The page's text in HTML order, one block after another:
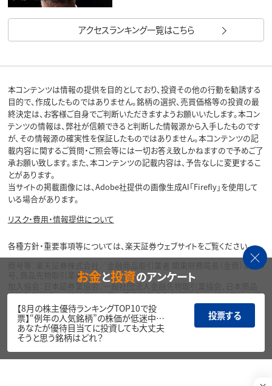
アクセスランキング一覧はこちら
本コンテンツは情報の提供を目的としており、投資その他の行動を勧誘する
目的で、作成したものではありません。銘柄の選択、売買価格等の投資の最
終決定は、お客様ご自身でご判断いただきますようお願いいたします。本コン
テンツの情報は、弊社が信頼できると判断した情報源から入手したものです
が、その情報源の確実性を保証したものではありません。本コンテンツの記
載内容に関するご質問・ご照会等には一切お答え致しかねますので予めご了
承お願い致します。また、本コンテンツの記載内容は、予告なしに変更するこ
とがあります。
当サイトの掲載画像には、Adobe社提供の画像生成AI「Firefly」を使用して
いる場合があります。
リスク・費用・情報提供について
各種方針・重要事項等については、楽天証券ウェブサイトをご覧ください。
商号等：楽天証券株式会社／金融商品取引業者 関東財務局長（金商）第195
号、商品先物取引業者
加入協会：日本証券業協会、一般社団法人金融先物取引業協会、日本商品
先物取引協会、一般社団法人第二種金融商品取引業協会、一般社団法人資
産運用業協会
Copyright©
1999-2026 Rakuten Securities, Inc. All
お金と投資のアンケート
【8月の株主優待ランキングTOP10で投
票】“例年の人気銘柄”の株価が低迷中…
あなたが優待目当てに投資しても大丈夫
そうと思う銘柄はどれ？
投票する